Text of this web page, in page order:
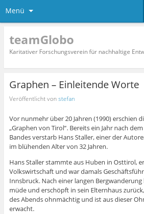
Menü
teamGlobo
Karitativer Forschungsverein für nachhaltige
Graphen – Einleitende Worte
Veröffentlicht von stefan
Vor nunmehr über 20 Jahren (1990) erschien
„Graphen von Tirol“. Bereits ein Jahr nach
Bandes verstarb Hans Staller, einer der
im blühenden Alter von 32 Jahren.
Hans Staller stammte aus Huben in Osttirol,
Volkswirtschaft und war damals
Innsbruck. Nach einer langen
müde und erschöpft in sein Elternhaus
des Abends ohnmächtig und ist aus dieser
erwacht.